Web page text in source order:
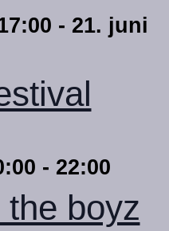
- 21. juni
boyz
- 22:00